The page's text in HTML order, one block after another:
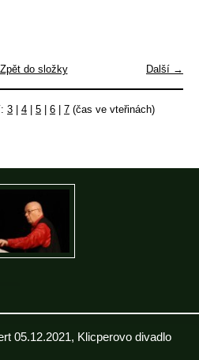
Další →
Zpět do složky
3 4 5 6 7 (čas ve vteřinách)
05.12.2021, Klicperovo divadlo